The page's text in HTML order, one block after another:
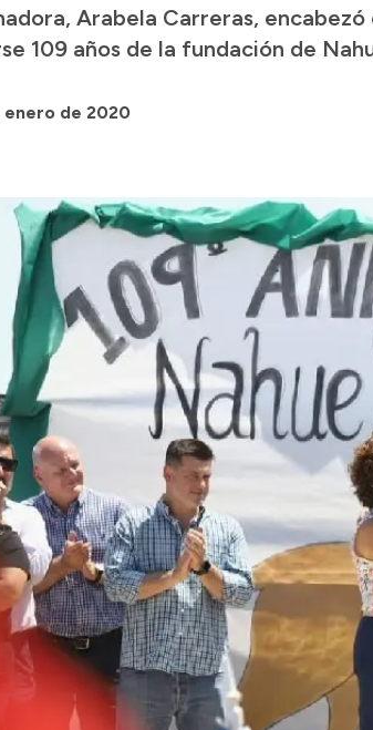
Arabela Carreras,
109 años de la fundación de
enero de 2020